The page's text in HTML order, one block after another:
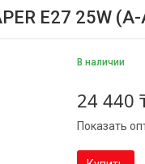
E27 25W
В наличии
24 440
Показать